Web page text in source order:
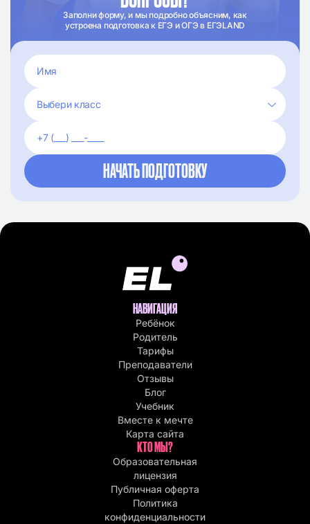
Заполни форму, и мы подробно объясним, как
устроена подготовка к ЕГЭ и ОГЭ в ЕГЭLAND
НАВИГАЦИЯ
Ребёнок
Родитель
Тарифы
Преподаватели
Отзывы
Блог
Учебник
Вместе к мечте
Карта сайта
КТО МЫ?
Образовательная
лицензия
Публичная оферта
Политика
конфиденциальности